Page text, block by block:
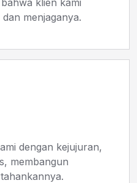
klien kami
menjaganya.
dengan kejujuran,
membangun